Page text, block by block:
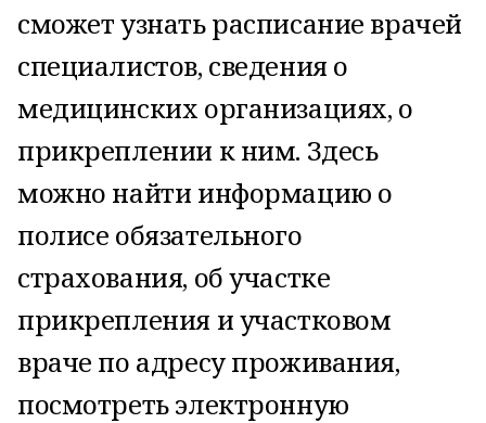
сможет узнать расписание врачей
специалистов, сведения о
медицинских организациях, о
прикреплении к ним. Здесь
можно найти информацию о
полисе обязательного
страхования, об участке
прикрепления и участковом
враче по адресу проживания,
посмотреть электронную